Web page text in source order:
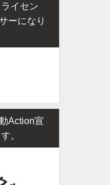
イセン
ーになり
Action宣
。